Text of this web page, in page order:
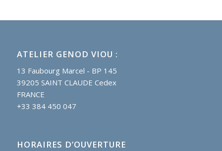
ATELIER GENOD VIOU :
13 Faubourg Marcel - BP 145
39205 SAINT CLAUDE Cedex
FRANCE
+33 384 450 047
HORAIRES D’OUVERTURE